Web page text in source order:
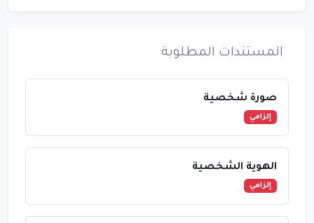
المستندات المطلوبة
صورة شخصية
إلزامي
الهوية الشخصية
إلزامي